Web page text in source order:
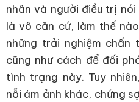
nhân và người điều trị
là vô căn cứ, làm thế
những trải nghiệm chấn
cũng như cách để đối
tình trạng này. Tuy
nỗi ám ảnh khác, chứng